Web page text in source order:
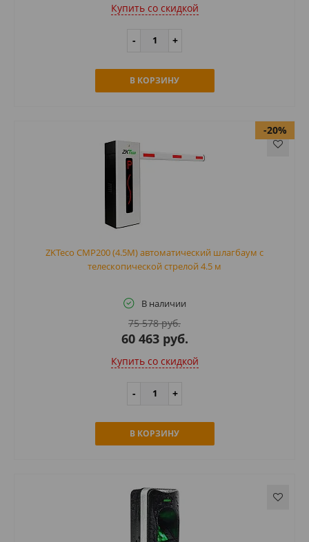
Купить cо скидкой
В КОРЗИНУ
ZKTeco CMP200 (4.5M) автоматический шлагбаум с
телескопической стрелой 4.5 м
В наличии
-20%
75 578 руб.
60 463 руб.
Купить cо скидкой
В КОРЗИНУ